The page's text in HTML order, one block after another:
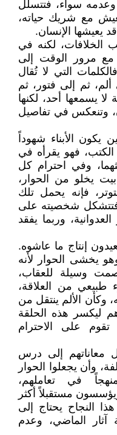
سواء، فتتسلل
مع شريك حياته،
يعيشها الإنسان.
لكنه في
مع مرور الوقت إلى
التي لا تُقال
ثم إلى فتور، ثم
لا يسمعها أحد، لكنها
وتنعكس في تفاصيل
يكون الأبناء شهوداً
فهو يقرأه في
وفي احترام كل
يخلو من الحوار،
فإنه يحمل تلك
فتتشكل شخصيته على
وربما يفقد
إنتاج ما عاشوه.
يخشى الحوار لأنه
وسيلة للعقاب،
من العلاقة،
وكأن الألم ينتقل من
ليكسر هذه الحلقة
على الاحترام
معاناتهم إلى درس
وأن يجعلوا الحوار
في تعاملهم،
مستقبلاً أكثر
النجاح يحتاج إلى
الماضي، وعدم